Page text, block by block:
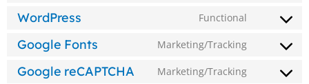
WordPress Functional
Google Fonts Marketing/Tracking
Google reCAPTCHA Marketing/Tracking